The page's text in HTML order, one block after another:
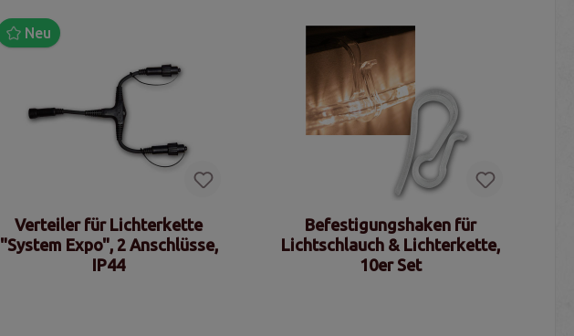
Neu
Verteiler für Lichterkette
"System Expo", 2 Anschlüsse,
IP44
Befestigungshaken für
Lichtschlauch & Lichterkette,
10er Set